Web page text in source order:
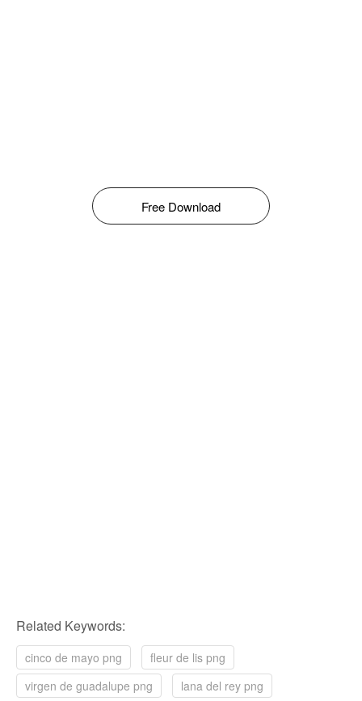
Free Download
Related Keywords:
cinco de mayo png
fleur de lis png
virgen de guadalupe png
lana del rey png